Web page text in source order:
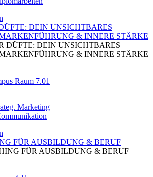
DEIN UNSICHTBARES
& INNERE STÄRKE
Raum 7.01
Marketing
FÜR AUSBILDUNG & BERUF